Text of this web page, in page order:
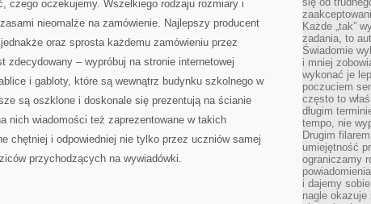
czego oczekujemy. Wszelkiego rodzaju rozmiary i
nieomalże na zamówienie. Najlepszy producent
oraz sprosta każdemu zamówieniu przez
zdecydowany – wypróbuj na stronie internetowej
i gabloty, które są wewnątrz budynku szkolnego w
są oszklone i doskonale się prezentują na ścianie
nich wiadomości też zaprezentowane w takich
chętniej i odpowiedniej nie tylko przez uczniów samej
przychodzących na wywiadówki.
Każde „tak”
zadania, to
Świadomie
i mniej
wykonać je
poczuciem
często to
długim
tempo, nie
Drugim
umiejętność
ograniczamy
i dajemy
nagle